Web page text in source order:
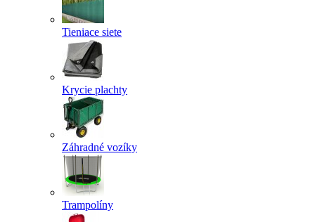
Tieniace siete
Krycie plachty
Záhradné vozíky
Trampolíny